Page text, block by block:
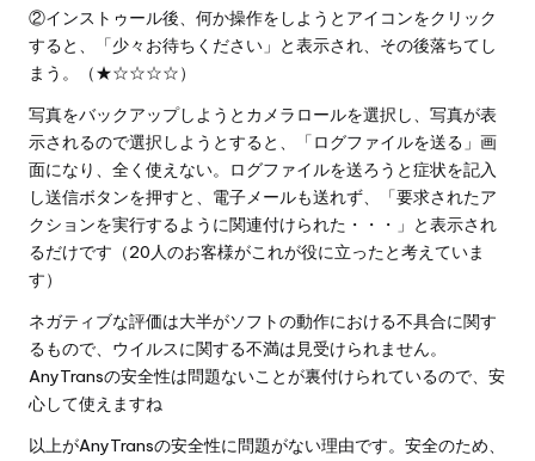
②インストゥール後、何か操作をしようとアイコンをクリック
すると、「少々お待ちください」と表示され、その後落ちてし
まう。（★☆☆☆☆）
写真をバックアップしようとカメラロールを選択し、写真が表
示されるので選択しようとすると、「ログファイルを送る」画
面になり、全く使えない。ログファイルを送ろうと症状を記入
し送信ボタンを押すと、電子メールも送れず、「要求されたア
クションを実行するように関連付けられた・・・」と表示され
るだけです（20人のお客様がこれが役に立ったと考えていま
す）
ネガティブな評価は大半がソフトの動作における不具合に関す
るもので、ウイルスに関する不満は見受けられません。
AnyTransの安全性は問題ないことが裏付けられているので、安
心して使えますね
以上がAnyTransの安全性に問題がない理由です。安全のため、